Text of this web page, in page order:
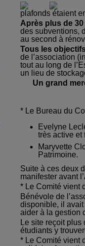
plafonds étaient
Après plus de
des subventions,
au second à
Tous l es
de l’association
tout au long de
un lieu de
Un grand
* Le Bureau du
Evelyne
très active et
Maryvette
Patrimoine.
Suite à ces deux
manifester avant
* Le Comité vient
Bénévole de
disponible, il
aider à la gestion
Le site reçoit
étudiants y
* Le Comité vient